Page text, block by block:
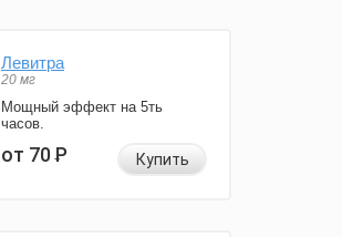
Левитра
20 мг
Мощный эффект на 5ть
часов.
от 70Р Купить